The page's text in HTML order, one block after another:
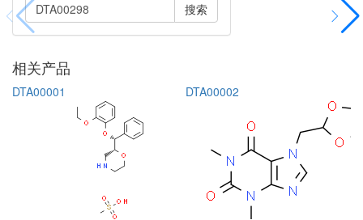
搜索
相关产品
DTA00001 DTA00002